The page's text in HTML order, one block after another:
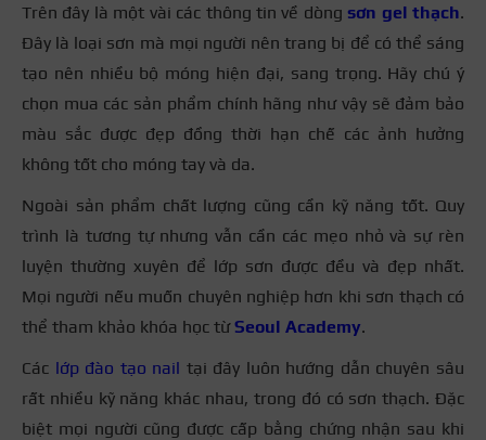
Trên đây là một vài các thông tin về dòng sơn gel thạch.
Đây là loại sơn mà mọi người nên trang bị để có thể sáng
tạo nên nhiều bộ móng hiện đại, sang trọng. Hãy chú ý
chọn mua các sản phẩm chính hãng như vậy sẽ đảm bảo
màu sắc được đẹp đồng thời hạn chế các ảnh hưởng
không tốt cho móng tay và da.
Ngoài sản phẩm chất lượng cũng cần kỹ năng tốt. Quy
trình là tương tự nhưng vẫn cần các mẹo nhỏ và sự rèn
luyện thường xuyên để lớp sơn được đều và đẹp nhất.
Mọi người nếu muốn chuyên nghiệp hơn khi sơn thạch có
thể tham khảo khóa học từSeoul Academy.
Các lớp đào tạo nail tại đây luôn hướng dẫn chuyên sâu
rất nhiều kỹ năng khác nhau, trong đó có sơn thạch. Đặc
biệt mọi người cũng được cấp bằng chứng nhận sau khi